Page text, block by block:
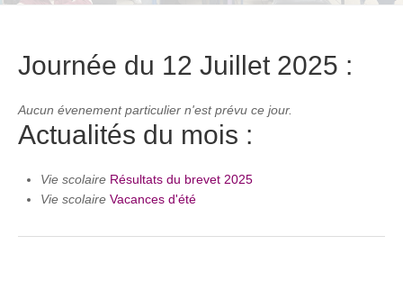
Journée du 12 Juillet 2025 :
Aucun évenement particulier n'est prévu ce jour.
Actualités du mois :
Vie scolaire Résultats du brevet 2025
Vie scolaire Vacances d'été